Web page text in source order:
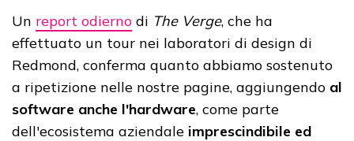
Un report odierno di The Verge, che ha
effettuato un tour nei laboratori di design di
Redmond, conferma quanto abbiamo sostenuto
a ripetizione nelle nostre pagine, aggiungendo al
software anche l'hardware, come parte
dell'ecosistema aziendale imprescindibile ed